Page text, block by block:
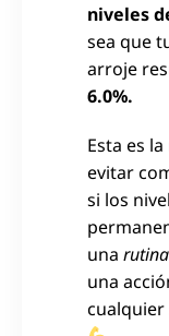
niveles
sea que
arroje
6.0%.
Esta es
evitar
si los
una
una
cualquier